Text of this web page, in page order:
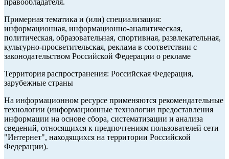
правообладателя.
Примерная тематика и (или) специализация:
информационная, информационно-аналитическая,
политическая, образовательная, спортивная, развлекательная,
культурно-просветительская, реклама в соответствии с
законодательством Российской Федерации о рекламе
Территория распространения: Российская Федерация,
зарубежные страны
На информационном ресурсе применяются рекомендательные
технологии (информационные технологии предоставления
информации на основе сбора, систематизации и анализа
сведений, относящихся к предпочтениям пользователей сети
"Интернет", находящихся на территории Российской
Федерации).